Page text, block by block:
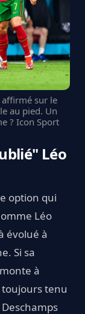
sur le
au pied. Un
? Icon Sport
Léo
option qui
Léo
évolué à
Si sa
à
tenu